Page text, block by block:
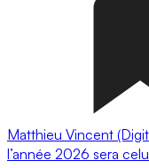
Matthieu Vincent
l’année 2026 sera